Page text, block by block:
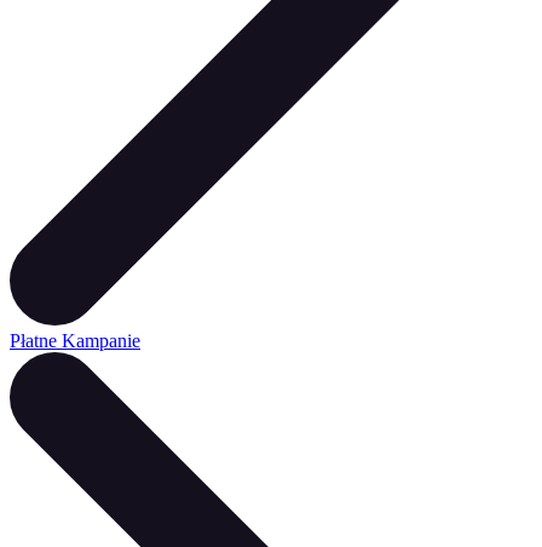
Płatne Kampanie